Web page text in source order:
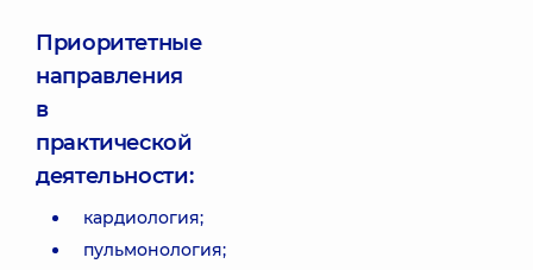
Приоритетные
направления
в
практической
деятельности:
кардиология;
пульмонология;